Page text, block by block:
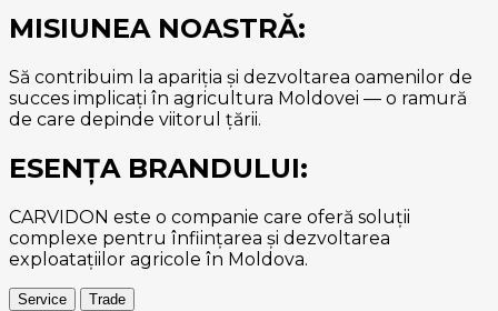
MISIUNEA NOASTRĂ:
Să contribuim la apariția și dezvoltarea oamenilor de
succes implicați în agricultura Moldovei — o ramură
de care depinde viitorul țării.
ESENȚA BRANDULUI:
CARVIDON este o companie care oferă soluții
complexe pentru înființarea și dezvoltarea
exploatațiilor agricole în Moldova.
Service Trade